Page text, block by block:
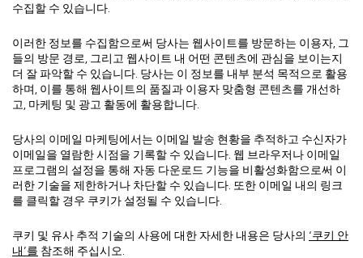
수집할 수 있습니다.
이러한 정보를 수집함으로써 당사는 웹사이트를 방문하는 이용자, 그
들의 방문 경로, 그리고 웹사이트 내 어떤 콘텐츠에 관심을 보이는지
더 잘 파악할 수 있습니다. 당사는 이 정보를 내부 분석 목적으로 활용
하며, 이를 통해 웹사이트의 품질과 이용자 맞춤형 콘텐츠를 개선하
고, 마케팅 및 광고 활동에 활용합니다.
당사의 이메일 마케팅에서는 이메일 발송 현황을 추적하고 수신자가
이메일을 열람한 시점을 기록할 수 있습니다. 웹 브라우저나 이메일
프로그램의 설정을 통해 자동 다운로드 기능을 비활성화함으로써 이
러한 기술을 제한하거나 차단할 수 있습니다. 또한 이메일 내의 링크
를 클릭할 경우 쿠키가 설정될 수 있습니다.
쿠키 및 유사 추적 기술의 사용에 대한 자세한 내용은 당사의 ‘쿠키 안
내’를 참조해 주십시오.